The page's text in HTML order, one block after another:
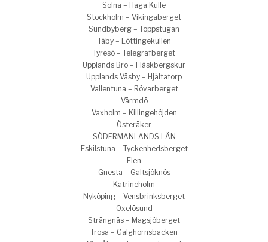
Solna – Haga Kulle
Stockholm – Vikingaberget
Sundbyberg – Toppstugan
Täby – Löttingekullen
Tyresö – Telegrafberget
Upplands Bro – Fläskbergskur
Upplands Väsby – Hjältatorp
Vallentuna – Rövarberget
Värmdö
Vaxholm – Killingehöjden
Österåker
SÖDERMANLANDS LÄN
Eskilstuna – Tyckenhedsberget
Flen
Gnesta – Galtsjöknös
Katrineholm
Nyköping – Vensbrinksberget
Oxelösund
Strängnäs – Magsjöberget
Trosa – Galghornsbacken